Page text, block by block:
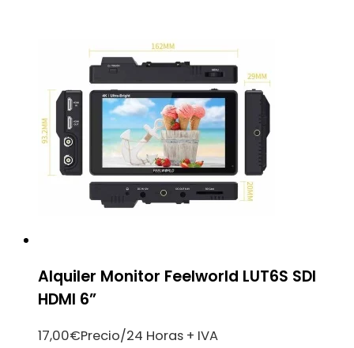
Alquiler Monitor Feelworld LUT6S SDI
HDMI 6”
17,00€Precio/24 Horas + IVA